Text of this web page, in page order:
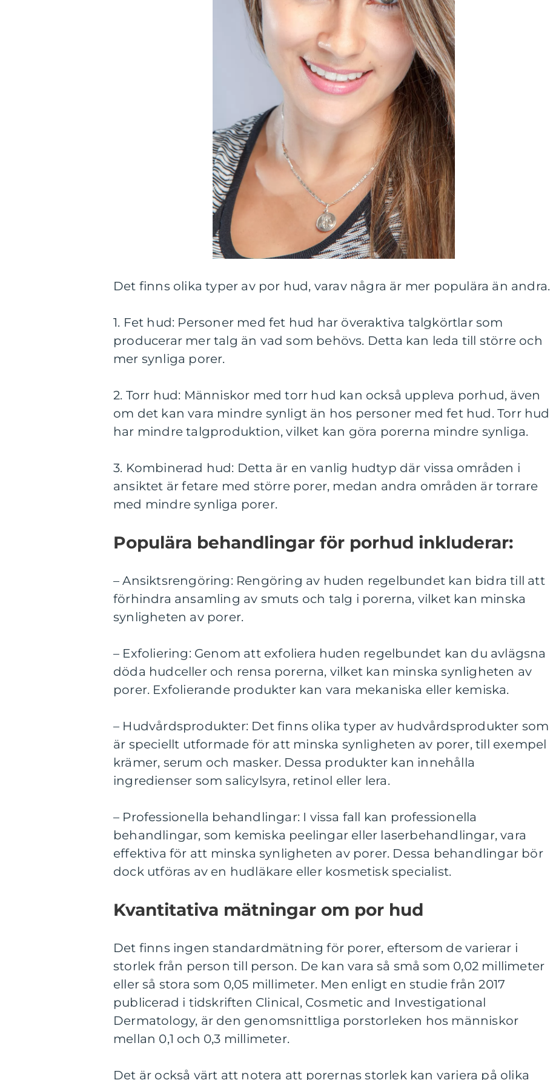
Det finns olika typer av por hud, varav några är mer populära än andra.
1. Fet hud: Personer med fet hud har överaktiva talgkörtlar som
producerar mer talg än vad som behövs. Detta kan leda till större och
mer synliga porer.
2. Torr hud: Människor med torr hud kan också uppleva porhud, även
om det kan vara mindre synligt än hos personer med fet hud. Torr hud
har mindre talgproduktion, vilket kan göra porerna mindre synliga.
3. Kombinerad hud: Detta är en vanlig hudtyp där vissa områden i
ansiktet är fetare med större porer, medan andra områden är torrare
med mindre synliga porer.
Populära behandlingar för porhud inkluderar:
– Ansiktsrengöring: Rengöring av huden regelbundet kan bidra till att
förhindra ansamling av smuts och talg i porerna, vilket kan minska
synligheten av porer.
– Exfoliering: Genom att exfoliera huden regelbundet kan du avlägsna
döda hudceller och rensa porerna, vilket kan minska synligheten av
porer. Exfolierande produkter kan vara mekaniska eller kemiska.
– Hudvårdsprodukter: Det finns olika typer av hudvårdsprodukter som
är speciellt utformade för att minska synligheten av porer, till exempel
krämer, serum och masker. Dessa produkter kan innehålla
ingredienser som salicylsyra, retinol eller lera.
– Professionella behandlingar: I vissa fall kan professionella
behandlingar, som kemiska peelingar eller laserbehandlingar, vara
effektiva för att minska synligheten av porer. Dessa behandlingar bör
dock utföras av en hudläkare eller kosmetisk specialist.
Kvantitativa mätningar om por hud
Det finns ingen standardmätning för porer, eftersom de varierar i
storlek från person till person. De kan vara så små som 0,02 millimeter
eller så stora som 0,05 millimeter. Men enligt en studie från 2017
publicerad i tidskriften Clinical, Cosmetic and Investigational
Dermatology, är den genomsnittliga porstorleken hos människor
mellan 0,1 och 0,3 millimeter.
Det är också värt att notera att porernas storlek kan variera på olika